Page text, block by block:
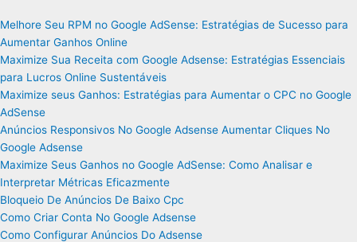
Melhore Seu RPM no Google AdSense: Estratégias de Sucesso para
Aumentar Ganhos Online
Maximize Sua Receita com Google Adsense: Estratégias Essenciais
para Lucros Online Sustentáveis
Maximize seus Ganhos: Estratégias para Aumentar o CPC no Google
AdSense
Anúncios Responsivos No Google Adsense Aumentar Cliques No
Google Adsense
Maximize Seus Ganhos no Google AdSense: Como Analisar e
Interpretar Métricas Eficazmente
Bloqueio De Anúncios De Baixo Cpc
Como Criar Conta No Google Adsense
Como Configurar Anúncios Do Adsense